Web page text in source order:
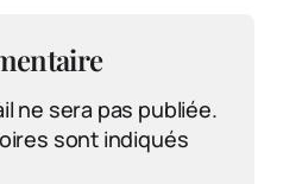
ne sera pas publiée.
sont indiqués